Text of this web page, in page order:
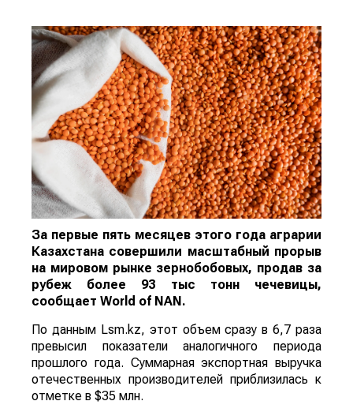
За первые пять месяцев этого года аграрии
Казахстана совершили масштабный прорыв
на мировом рынке зернобобовых, продав за
рубеж более 93 тыс тонн чечевицы,
сообщает World of NAN .
По данным Lsm.kz, этот объем сразу в 6,7 раза
превысил показатели аналогичного периода
прошлого года. Суммарная экспортная выручка
отечественных производителей приблизилась к
отметке в $35 млн.